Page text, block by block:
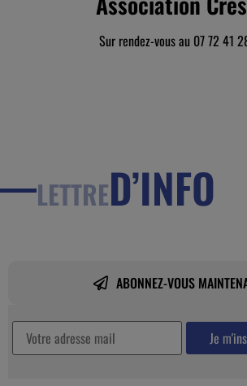
Sur rendez-vous au 07 72 41
LETTRED’INFO
ABONNEZ-VOUS